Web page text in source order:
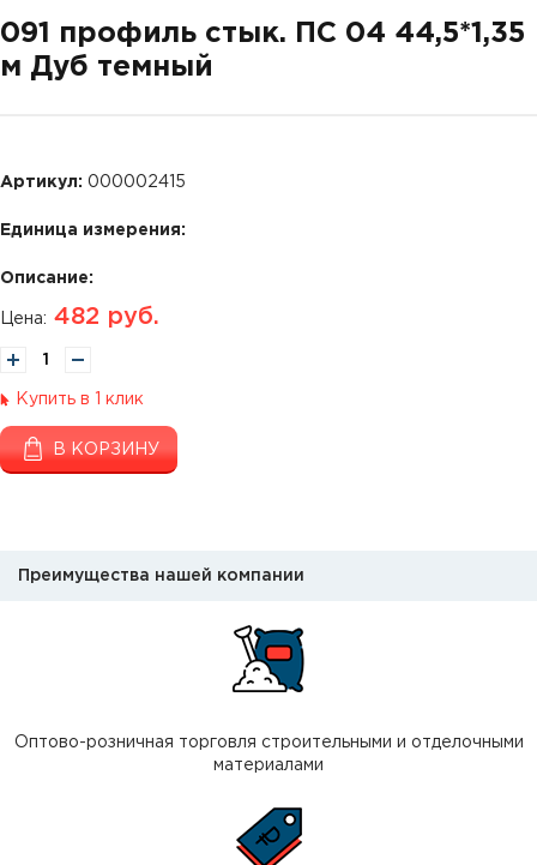
091 профиль стык. ПС 04 44,5*1,35
м Дуб темный
Артикул: 000002415
Единица измерения:
Описание:
Цена: 482 руб.
Купить в 1 клик
В КОРЗИНУ
Преимущества нашей компании
Оптово-розничная торговля строительными и отделочными
материалами